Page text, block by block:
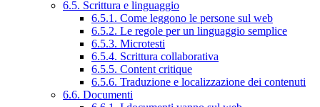
6.5. Scrittura e linguaggio
6.5.1. Come leggono le persone sul web
6.5.2. Le regole per un linguaggio semplice
6.5.3. Microtesti
6.5.4. Scrittura collaborativa
6.5.5. Content critique
6.5.6. Traduzione e localizzazione dei contenuti
6.6. Documenti